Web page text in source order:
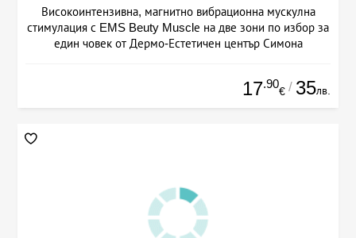
Високоинтензивна, магнитно вибрационна мускулна
стимулация с EMS Beuty Musclе на две зони по избор за
един човек от Дермо-Естетичен център Симона
17.90
€ / 35лв.